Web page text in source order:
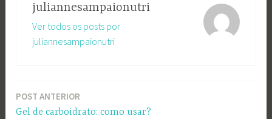
juliannesampaionutri
Ver todos os posts por
juliannesampaionutri
Navegação
POST ANTERIOR
Gel de carboidrato: como usar?